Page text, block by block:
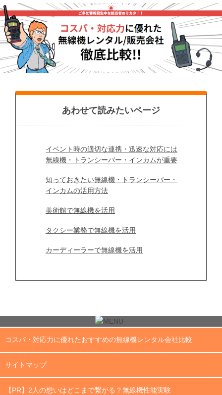
あわせて読みたいページ
イベント時の適切な連携・迅速な対応には
無線機・トランシーバー・インカムが重要
知っておきたい無線機・トランシーバー・
インカムの活用方法
美術館で無線機を活用
タクシー業務で無線機を活用
カーディーラーで無線機を活用
コスパ・対応力に優れたおすすめの無線機レンタル会社比較
サイトマップ
【PR】2人の想いはどこまで繋がる？無線機性能実験